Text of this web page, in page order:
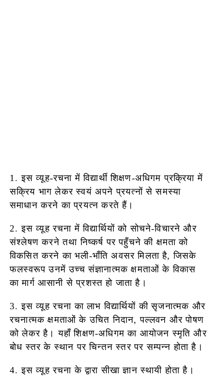
1. इस व्यूह-रचना में विद्यार्थी शिक्षण-अधिगम प्रक्रिया में
सक्रिय भाग लेकर स्वयं अपने प्रयत्नों से समस्या
समाधान करने का प्रयत्न करते हैं।
2. इस व्यूह रचना में विद्यार्थियों को सोचने-विचारने और
संश्लेषण करने तथा निष्कर्ष पर पहुँचने की क्षमता को
विकसित करने का भली-भाँति अवसर मिलता है, जिसके
फलस्वरूप उनमें उच्च संज्ञानात्मक क्षमताओं के विकास
का मार्ग आसानी से प्रशस्त हो जाता है।
3. इस व्यूह रचना का लाभ विद्यार्थियों की सृजनात्मक और
रचनात्मक क्षमताओं के उचित निदान, पल्लवन और पोषण
को लेकर है। यहाँ शिक्षण-अधिगम का आयोजन स्मृति और
बोध स्तर के स्थान पर चिन्तन स्तर पर सम्पन्न होता है।
4. इस व्यूह रचना के द्वारा सीखा ज्ञान स्थायी होता है।